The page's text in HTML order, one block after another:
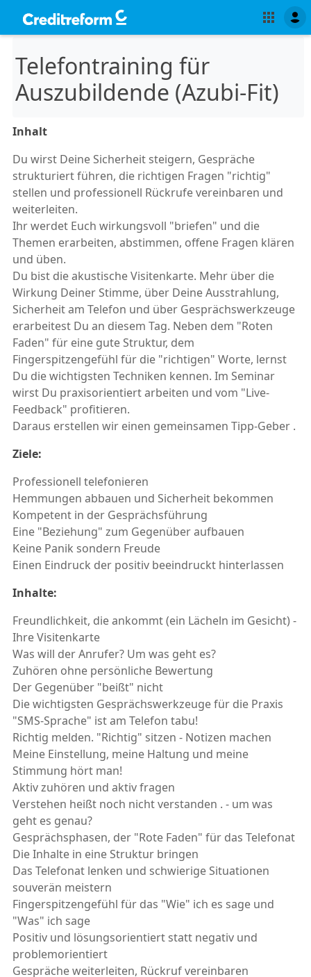
Telefontraining für
Auszubildende (Azubi-Fit)
Inhalt
Du wirst Deine Sicherheit steigern, Gespräche
strukturiert führen, die richtigen Fragen "richtig"
stellen und professionell Rückrufe vereinbaren und
weiterleiten.
Ihr werdet Euch wirkungsvoll "briefen" und die
Themen erarbeiten, abstimmen, offene Fragen klären
und üben.
Du bist die akustische Visitenkarte. Mehr über die
Wirkung Deiner Stimme, über Deine Ausstrahlung,
Sicherheit am Telefon und über Gesprächswerkzeuge
erarbeitest Du an diesem Tag. Neben dem "Roten
Faden" für eine gute Struktur, dem
Fingerspitzengefühl für die "richtigen" Worte, lernst
Du die wichtigsten Techniken kennen. Im Seminar
wirst Du praxisorientiert arbeiten und vom "Live-
Feedback" profitieren.
Daraus erstellen wir einen gemeinsamen Tipp-Geber .
Ziele:
Professionell telefonieren
Hemmungen abbauen und Sicherheit bekommen
Kompetent in der Gesprächsführung
Eine "Beziehung" zum Gegenüber aufbauen
Keine Panik sondern Freude
Einen Eindruck der positiv beeindruckt hinterlassen
Inhalte:
Freundlichkeit, die ankommt (ein Lächeln im Gesicht) -
Ihre Visitenkarte
Was will der Anrufer? Um was geht es?
Zuhören ohne persönliche Bewertung
Der Gegenüber "beißt" nicht
Die wichtigsten Gesprächswerkzeuge für die Praxis
"SMS-Sprache" ist am Telefon tabu!
Richtig melden. "Richtig" sitzen - Notizen machen
Meine Einstellung, meine Haltung und meine
Stimmung hört man!
Aktiv zuhören und aktiv fragen
Verstehen heißt noch nicht verstanden . - um was
geht es genau?
Gesprächsphasen, der "Rote Faden" für das Telefonat
Die Inhalte in eine Struktur bringen
Das Telefonat lenken und schwierige Situationen
souverän meistern
Fingerspitzengefühl für das "Wie" ich es sage und
"Was" ich sage
Positiv und lösungsorientiert statt negativ und
problemorientiert
Gespräche weiterleiten, Rückruf vereinbaren